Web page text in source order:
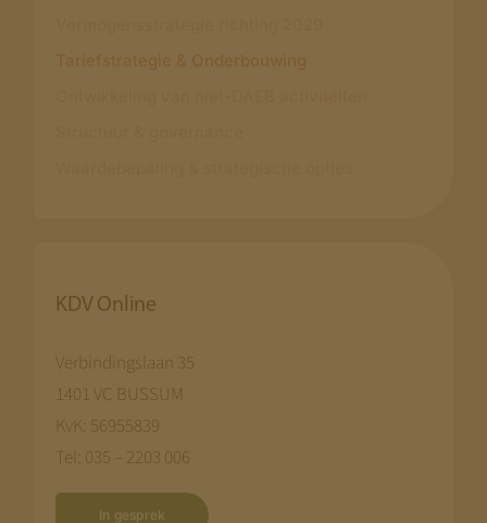
KDV Online
Verbindingslaan 35
1401 VC BUSSUM
KvK: 56955839
Tel: 035 – 2203 006
In gesprek